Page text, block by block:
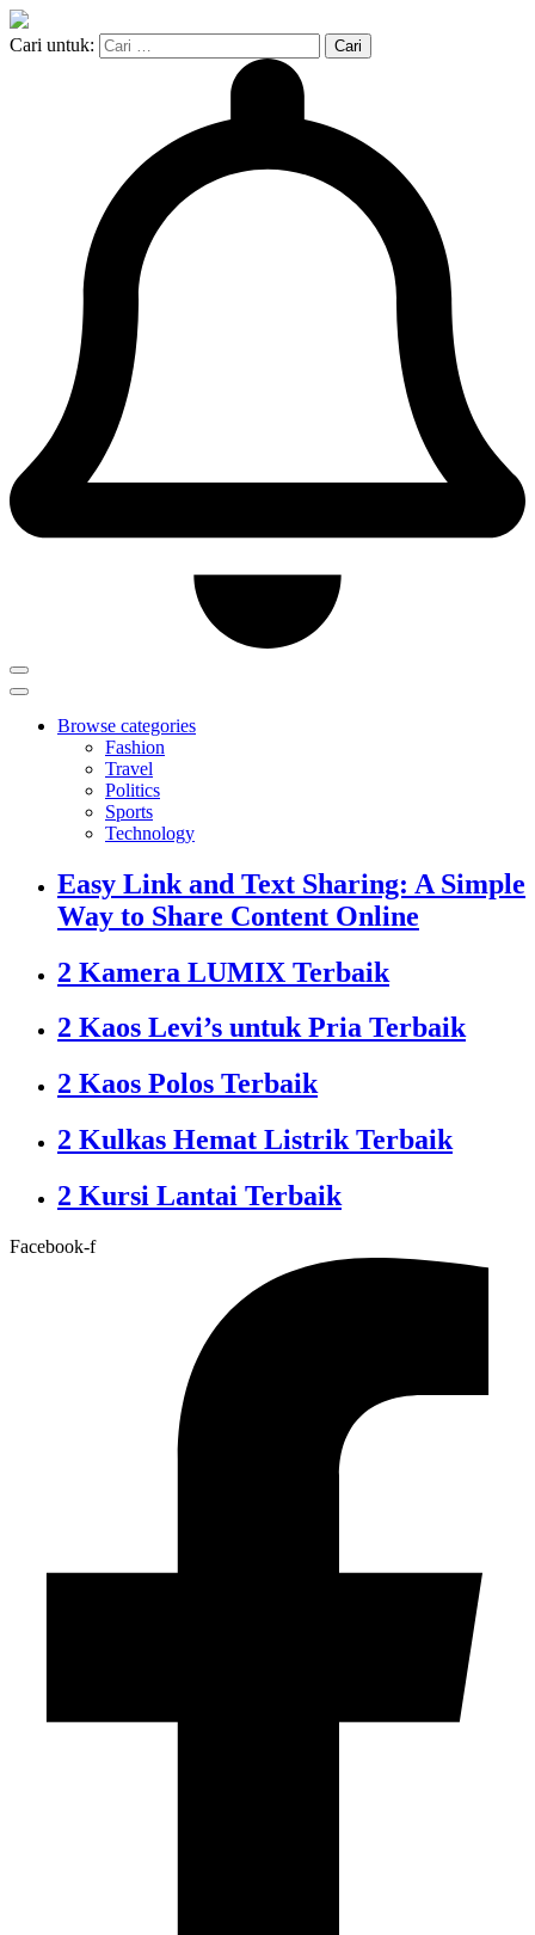
Cari untuk:
Browse categories
Fashion
Travel
Politics
Sports
Technology
Easy Link and Text Sharing: A Simple
Way to Share Content Online
2 Kamera LUMIX Terbaik
2 Kaos Levi’s untuk Pria Terbaik
2 Kaos Polos Terbaik
2 Kulkas Hemat Listrik Terbaik
2 Kursi Lantai Terbaik
Facebook-f